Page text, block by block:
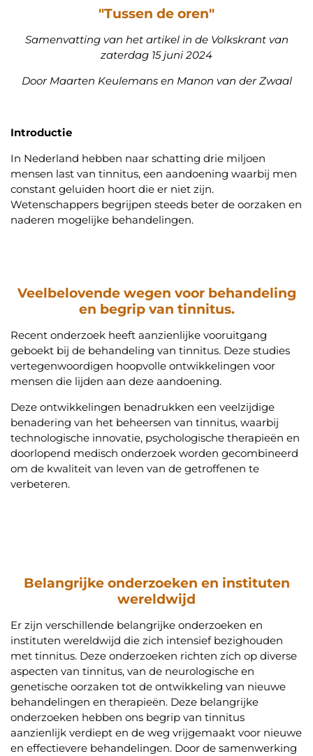
"Tussen de oren"
Samenvatting van het artikel in de Volkskrant van
zaterdag 15 juni 2024
Door Maarten Keulemans en Manon van der Zwaal
Introductie
In Nederland hebben naar schatting drie miljoen
mensen last van tinnitus, een aandoening waarbij men
constant geluiden hoort die er niet zijn.
Wetenschappers begrijpen steeds beter de oorzaken en
naderen mogelijke behandelingen.
Veelbelovende wegen voor behandeling
en begrip van tinnitus.
Recent onderzoek heeft aanzienlijke vooruitgang
geboekt bij de behandeling van tinnitus. Deze studies
vertegenwoordigen hoopvolle ontwikkelingen voor
mensen die lijden aan deze aandoening.
Deze ontwikkelingen benadrukken een veelzijdige
benadering van het beheersen van tinnitus, waarbij
technologische innovatie, psychologische therapieën en
doorlopend medisch onderzoek worden gecombineerd
om de kwaliteit van leven van de getroffenen te
verbeteren.
Belangrijke onderzoeken en instituten
wereldwijd
Er zijn verschillende belangrijke onderzoeken en
instituten wereldwijd die zich intensief bezighouden
met tinnitus. Deze onderzoeken richten zich op diverse
aspecten van tinnitus, van de neurologische en
genetische oorzaken tot de ontwikkeling van nieuwe
behandelingen en therapieën. Deze belangrijke
onderzoeken hebben ons begrip van tinnitus
aanzienlijk verdiept en de weg vrijgemaakt voor nieuwe
en effectievere behandelingen. Door de samenwerking